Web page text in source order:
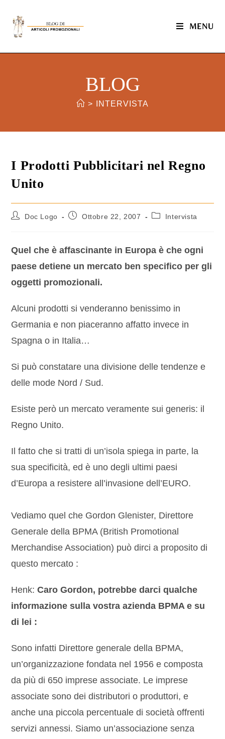
MENU
BLOG
> INTERVISTA
I Prodotti Pubblicitari nel Regno
Unito
Doc Logo Ottobre 22, 2007 Intervista
Quel che è affascinante in Europa è che ogni
paese detiene un mercato ben specifico per gli
oggetti promozionali.
Alcuni prodotti si venderanno benissimo in
Germania e non piaceranno affatto invece in
Spagna o in Italia…
Si può constatare una divisione delle tendenze e
delle mode Nord / Sud.
Esiste però un mercato veramente sui generis: il
Regno Unito.
Il fatto che si tratti di un’isola spiega in parte, la
sua specificità, ed è uno degli ultimi paesi
d’Europa a resistere all’invasione dell’EURO.
Vediamo quel che Gordon Glenister, Direttore
Generale della BPMA (British Promotional
Merchandise Association) può dirci a proposito di
questo mercato :
Henk:Caro Gordon, potrebbe darci qualche
informazione sulla vostra azienda BPMA e su
di lei :
Sono infatti Direttore generale della BPMA,
un’organizzazione fondata nel 1956 e composta
da più di 650 imprese associate. Le imprese
associate sono dei distributori o produttori, e
anche una piccola percentuale di società offrenti
servizi annessi. Siamo un’associazione senza